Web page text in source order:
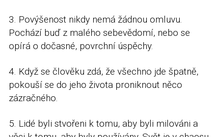
3. Povýšenost nikdy nemá žádnou omluvu.
Pochází buď z malého sebevědomí, nebo se
opírá o dočasné, povrchní úspěchy.
4. Když se člověku zdá, že všechno jde špatně,
pokouší se do jeho života proniknout něco
zázračného.
5. Lidé byli stvořeni k tomu, aby byli milováni a